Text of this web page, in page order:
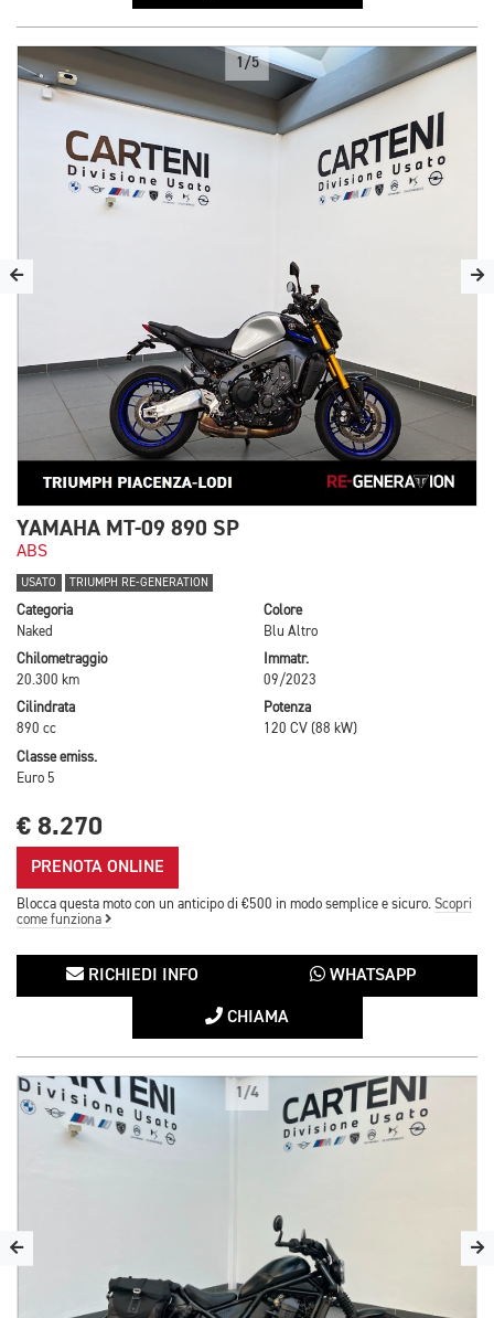
1/5
YAMAHA MT-09 890 SP
ABS
USATO TRIUMPH RE-GENERATION
Categoria
Naked
Colore
Blu Altro
Chilometraggio
20.300 km
Immatr.
09/2023
Cilindrata
890 cc
Potenza
120 CV (88 kW)
Classe emiss.
Euro 5
€ 8.270
PRENOTA ONLINE
Blocca questa moto con un anticipo di €500 in modo semplice e sicuro. Scopri
come funziona
RICHIEDI INFO WHATSAPP
CHIAMA
1/4